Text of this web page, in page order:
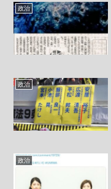
政治
政治
政治